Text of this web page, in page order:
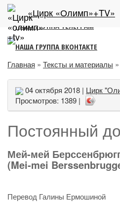
ЛИТЕРАТУРНО-АНАЛИТИЧЕСКИЙ
«Цирк «Олимп»+TV»
Главная » Тексты и материалы »
04 октября 2018 | Цирк
Просмотров: 1389 |
Постоянный
Мей-мей
(Mei-mei
Перевод Галины Ермошиной